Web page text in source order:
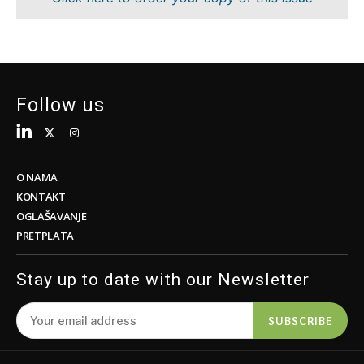
Održivost
Tehnologija
Telekom
Transport
Trgovina
Insights
Intervju
Analiza
Održivost
Turizam
Trgovina
Insights
Intervju
Mišljenje
Svet
Analiza
Discover
Follow us
O NAMA
KONTAKT
OGLAŠAVANJE
PRETPLATA
Stay up to date with our Newsletter
SUBSCRIBE